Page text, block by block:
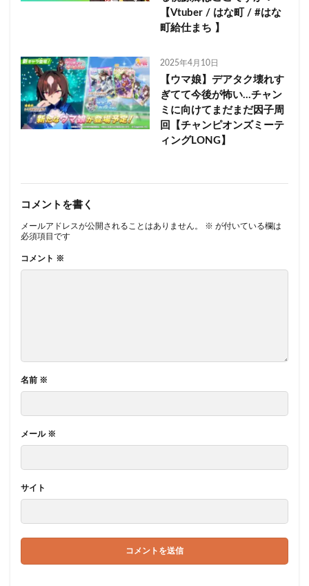
【Vtuber / はな町 / #はな
町給仕まち 】
2025年4月10日
【ウマ娘】デアタク壊れす
ぎてて今後が怖い…チャン
ミに向けてまだまだ因子周
回【チャンピオンズミーテ
ィングLONG】
コメントを書く
メールアドレスが公開されることはありません。 ※ が付いている欄は
必須項目です
コメント ※
名前 ※
メール ※
サイト